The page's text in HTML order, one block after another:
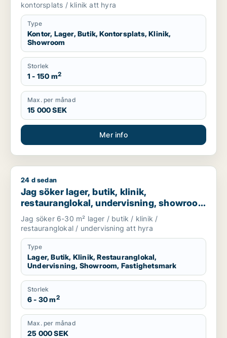
kontorsplats / klinik att hyra
Type
Kontor, Lager, Butik, Kontorsplats, Klinik,
Showroom
Storlek
1 - 150 m2
Max. per månad
15 000 SEK
Mer info
Jag söker lager, butik, klinik, restauranglokal,
24 d sedan
Jag söker lager, butik, klinik,
restauranglokal, undervisning, showroom
eller fastighetsmark för uthyrning i
Lundby, Göteborg eller Askim-Frölunda-
Högsbo m.fl.
Jag söker 6-30 m² lager / butik / klinik /
restauranglokal / undervisning att hyra
Type
Lager, Butik, Klinik, Restauranglokal,
Undervisning, Showroom, Fastighetsmark
Storlek
6 - 30 m2
Max. per månad
25 000 SEK